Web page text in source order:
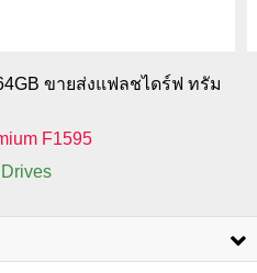
ขายส่งแฟลชไดร์ฟ ทรัม
F1595